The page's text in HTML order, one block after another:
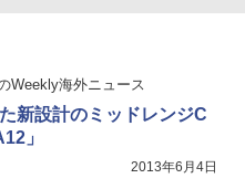
Weekly海外ニュース
新設計のミッドレンジC
」
2013年6月4日